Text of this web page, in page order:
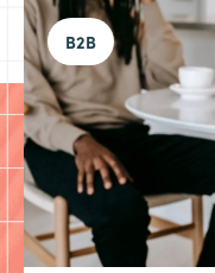
B2B